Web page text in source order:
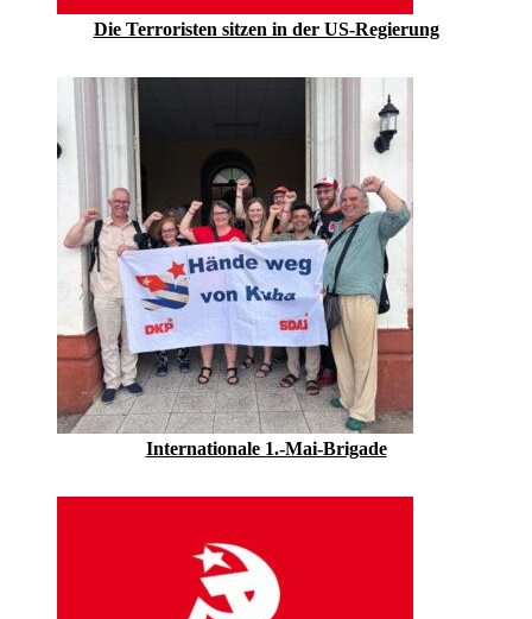
Die Terroristen sitzen in der US-Regierung
Internationale 1.-Mai-Brigade